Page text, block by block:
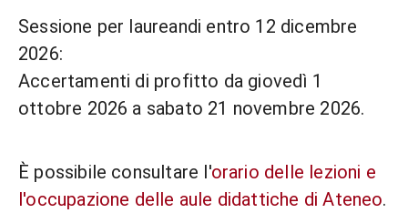
Sessione per laureandi entro 12 dicembre
2026:
Accertamenti di profitto da giovedì 1
ottobre 2026 a sabato 21 novembre 2026.
È possibile consultare l'orario delle lezioni e
l'occupazione delle aule didattiche di Ateneo.